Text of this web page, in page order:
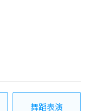
舞蹈表演